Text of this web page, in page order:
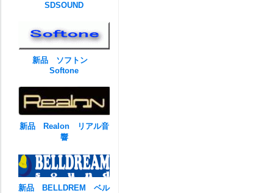
SDSOUND
新品 ソフトン
Softone
新品 Realon リアル音
響
新品 BELLDREM ベル